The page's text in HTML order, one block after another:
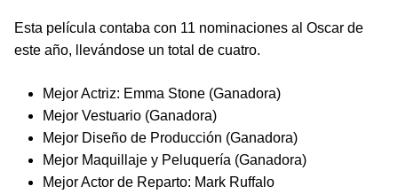
Esta película contaba con 11 nominaciones al Oscar de
este año, llevándose un total de cuatro.
Mejor Actriz: Emma Stone (Ganadora)
Mejor Vestuario (Ganadora)
Mejor Diseño de Producción (Ganadora)
Mejor Maquillaje y Peluquería (Ganadora)
Mejor Actor de Reparto: Mark Ruffalo